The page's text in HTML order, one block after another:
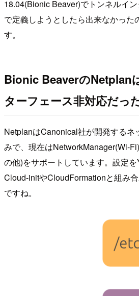
18.04(Bionic Beaver)でトンネルイ
で定義しようとしたら出来なかった
す。
Bionic BeaverのNetplan
ターフェース非対応だった
NetplanはCanonical社が開発するネ
みで、現在はNetworkManager(Wi-
の他)をサポートしています。設定を
Cloud-initやCloudFormationと組み
ですね。